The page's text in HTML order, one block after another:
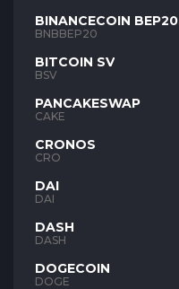
BINANCECOIN BEP20
BNB
BNBBEP20
BITCOIN SV
BSV
PANCAKESWAP
CAKE
CRONOS
CRO
DAI
DAI
DASH
DASH
DOGECOIN
DOGE